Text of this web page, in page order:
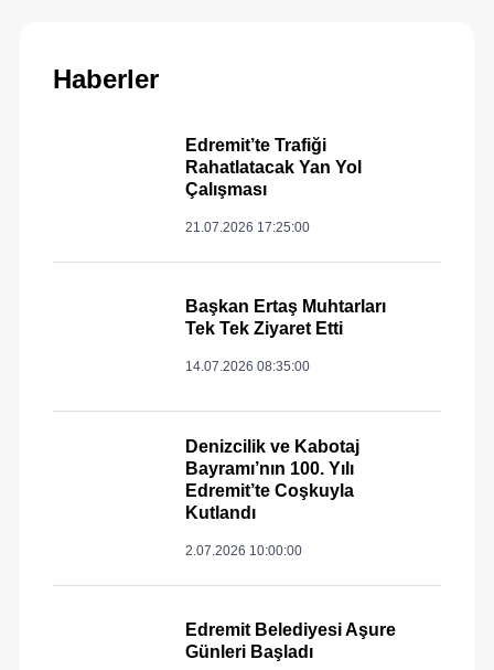
Haberler
Edremit’te Trafiği
Rahatlatacak Yan Yol
Çalışması
21.07.2026 17:25:00
Başkan Ertaş Muhtarları
Tek Tek Ziyaret Etti
14.07.2026 08:35:00
Denizcilik ve Kabotaj
Bayramı’nın 100. Yılı
Edremit’te Coşkuyla
Kutlandı
2.07.2026 10:00:00
Edremit Belediyesi Aşure
Günleri Başladı